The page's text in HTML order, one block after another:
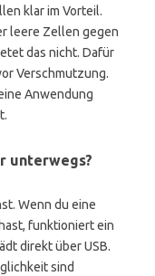
klar im Vorteil.
leere Zellen gegen
das nicht. Dafür
Verschmutzung.
Anwendung
unterwegs?
Wenn du eine
funktioniert ein
direkt über USB.
sind